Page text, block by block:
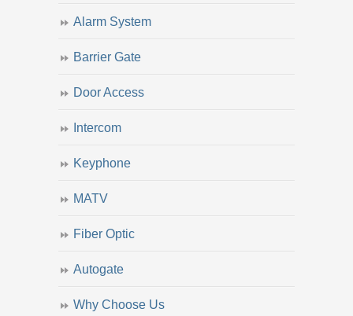
Alarm System
Barrier Gate
Door Access
Intercom
Keyphone
MATV
Fiber Optic
Autogate
Why Choose Us